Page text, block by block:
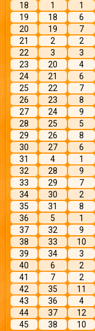
18
1 1
19
18 6
20
19 7
21
2 2
22
3 3
23
20 4
24
21 6
25
22 7
26
23 8
27
24 9
28
25 5
29
26 8
30
27 6
31
4 1
32
28 9
33
29 7
34
30 2
35
31 8
36
5 1
37
32 9
38
33 10
39
34 3
40
6 2
41
7 2
42
35 11
43
36 4
44
37 12
45
38 10